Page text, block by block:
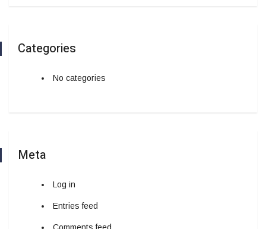
Categories
No categories
Meta
Log in
Entries feed